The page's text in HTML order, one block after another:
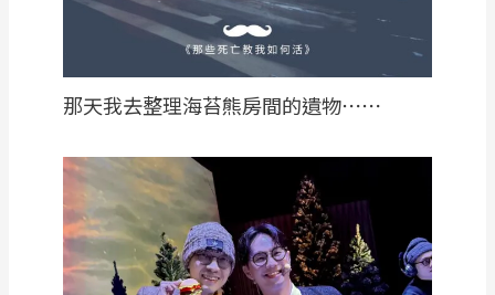
那天我去整理海苔熊房間的遺物⋯⋯